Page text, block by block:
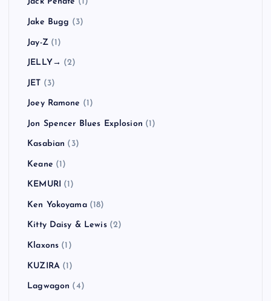
Jake Bugg (3)
Jay-Z(1)
JELLY→ (2)
JET (3)
Joey Ramone (1)
Jon Spencer Blues Explosion (1)
Kasabian (3)
Keane (1)
KEMURI (1)
Ken Yokoyama(18)
Kitty Daisy & Lewis(2)
Klaxons (1)
KUZIRA(1)
Lagwagon (4)